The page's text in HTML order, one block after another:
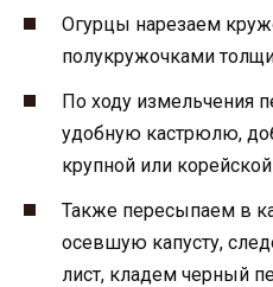
Огурцы нарезаем
полукружочками
По ходу измельчения
удобную кастрюлю,
крупной или
Также пересыпаем в
осевшую капусту,
лист, кладем черный